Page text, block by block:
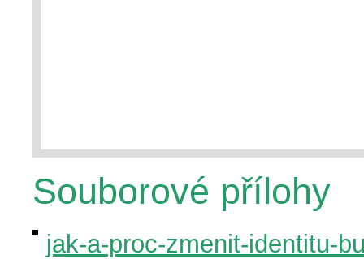
Souborové přílohy
jak-a-proc-zmenit-identitu-